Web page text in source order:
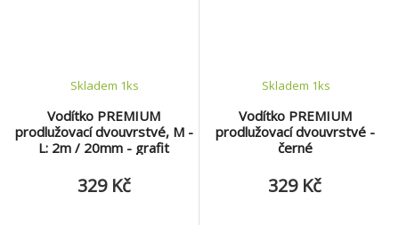
Vodítko PREMIUM
prodlužovací dvouvrstvé, M -
L: 2m / 20mm - grafit
Skladem 1ks
329 Kč
Vodítko PREMIUM
prodlužovací dvouvrstvé -
černé
Skladem 1ks
329 Kč